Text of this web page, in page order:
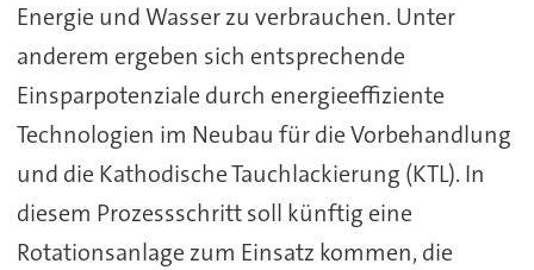
Energie und Wasser zu verbrauchen. Unter
anderem ergeben sich entsprechende
Einsparpotenziale durch energieeffiziente
Technologien im Neubau für die Vorbehandlung
und die Kathodische Tauchlackierung (KTL). In
diesem Prozessschritt soll künftig eine
Rotationsanlage zum Einsatz kommen, die